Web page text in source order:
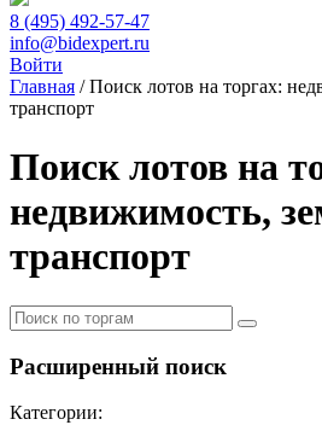
8 (495) 492-57-47
info@bidexpert.ru
Войти
Главная /Поиск лотов на торгах:
транспорт
Поиск лотов на
недвижимость,
транспорт
Расширенный поиск
Категории: